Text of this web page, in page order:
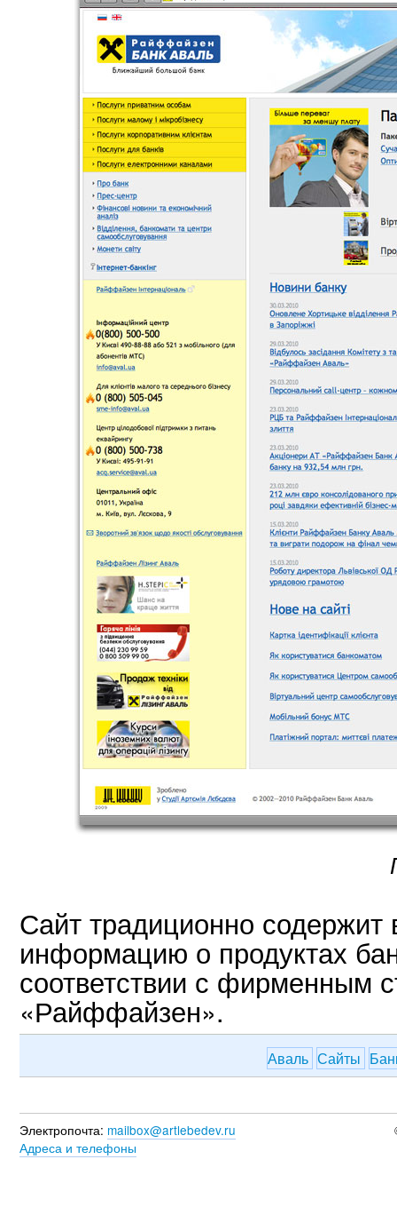
Сайт традиционно
информацию о продуктах
соответствии с фирменным
«Райффайзен».
Аваль Сайты
Электропочта: mailbox@artlebedev.ru
Адреса и телефоны